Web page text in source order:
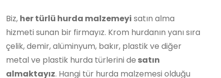
Biz, her türlü hurda malzemeyi satın alma
hizmeti sunan bir firmayız. Krom hurdanın yanı sıra
çelik, demir, alüminyum, bakır, plastik ve diğer
metal ve plastik hurda türlerini de satın
almaktayız. Hangi tür hurda malzemesi olduğu